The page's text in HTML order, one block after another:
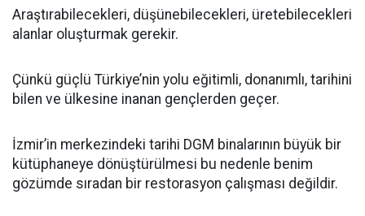
Araştırabilecekleri, düşünebilecekleri, üretebilecekleri
alanlar oluşturmak gerekir.
Çünkü güçlü Türkiye’nin yolu eğitimli, donanımlı, tarihini
bilen ve ülkesine inanan gençlerden geçer.
İzmir’in merkezindeki tarihi DGM binalarının büyük bir
kütüphaneye dönüştürülmesi bu nedenle benim
gözümde sıradan bir restorasyon çalışması değildir.